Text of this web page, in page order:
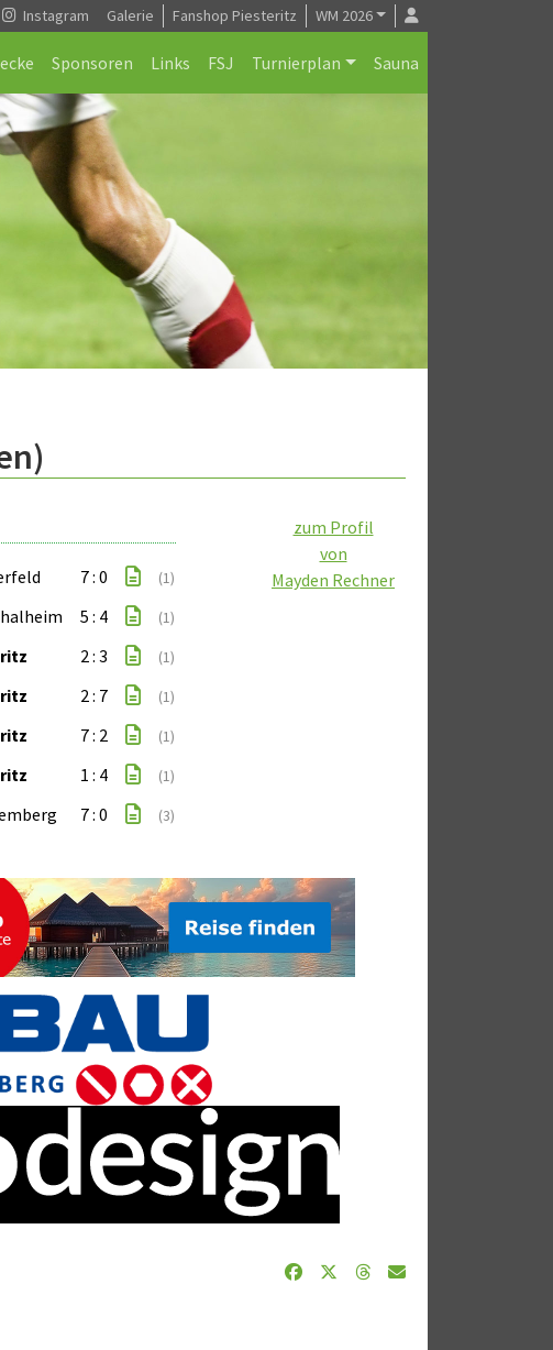
Instagram Galerie Fanshop Piesteritz WM 2026
Sponsoren Links FSJ Turnierplan Sauna
zum Profil
von
Mayden Rechner
7 : 0 (1)
5 : 4 (1)
2 : 3 (1)
2 : 7 (1)
7 : 2 (1)
1 : 4 (1)
7 : 0 (3)